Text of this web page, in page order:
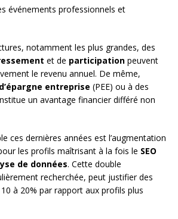
événements professionnels et
notamment les plus grandes, des
et de participation peuvent
le revenu annuel. De même,
entreprise (PEE) ou à des
un avantage financier différé non
ces dernières années est l’augmentation
les profils maîtrisant à la fois le SEO
de données. Cette double
recherchée, peut justifier des
à 20% par rapport aux profils plus